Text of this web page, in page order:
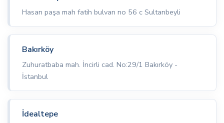
Hasan paşa mah fatih bulvarı no 56 c Sultanbeyli
Bakırköy
Zuhuratbaba mah. İncirli cad. No:29/1 Bakırköy -
İstanbul
İdealtepe